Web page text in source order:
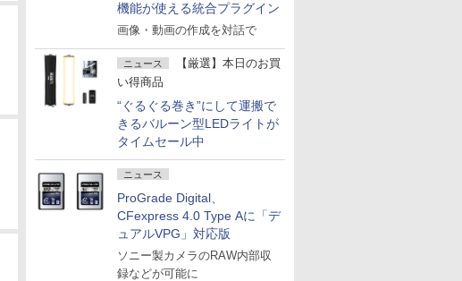
機能が使える統合プラグイン
画像・動画の作成を対話で
ニュース
【厳選】本日のお買
い得商品
“ぐるぐる巻き”にして運搬で
きるバルーン型LEDライトが
タイムセール中
ニュース
ProGrade Digital、
CFexpress 4.0 Type Aに「デ
ュアルVPG」対応版
ソニー製カメラのRAW内部収
録などが可能に